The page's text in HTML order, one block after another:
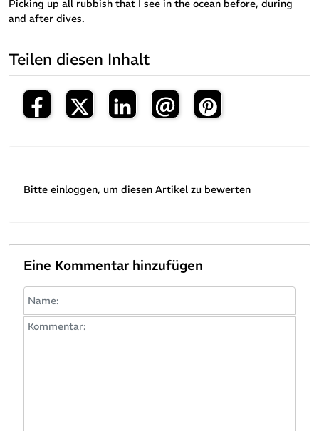
Picking up all rubbish that I see in the ocean before, during
and after dives.
Teilen diesen Inhalt
Bitte einloggen, um diesen Artikel zu bewerten
Eine Kommentar hinzufügen